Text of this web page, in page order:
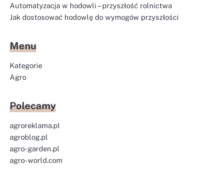
Automatyzacja w hodowli – przyszłość rolnictwa
Jak dostosować hodowlę do wymogów przyszłości
Menu
Kategorie
Agro
Polecamy
agroreklama.pl
agroblog.pl
agro-garden.pl
agro-world.com